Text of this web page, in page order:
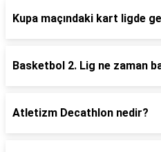
Kupa maçındaki kart ligde
Basketbol 2. Lig ne zaman
Atletizm Decathlon nedir?